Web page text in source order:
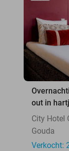
out in
City Hotel
Gouda
Verkocht: